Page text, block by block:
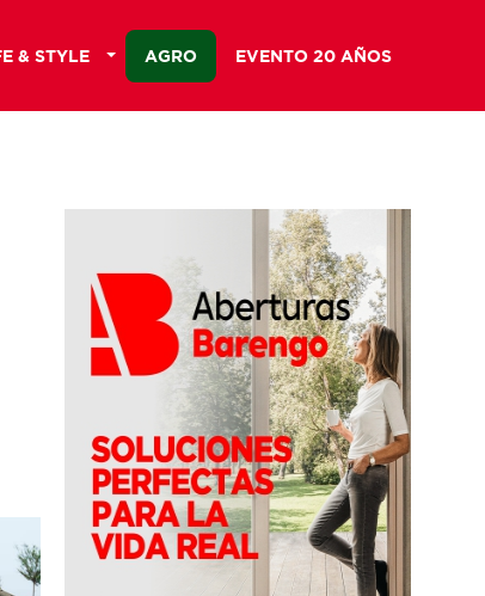
& STYLE AGRO EVENTO 20 AÑOS